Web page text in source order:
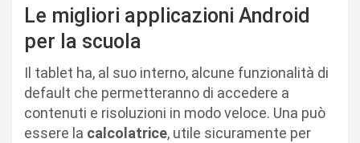
Le migliori applicazioni Android
per la scuola
Il tablet ha, al suo interno, alcune funzionalità di
default che permetteranno di accedere a
contenuti e risoluzioni in modo veloce. Una può
essere la calcolatrice, utile sicuramente per